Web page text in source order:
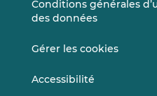
Conditions générales
des données
Gérer les cookies
Accessibilité